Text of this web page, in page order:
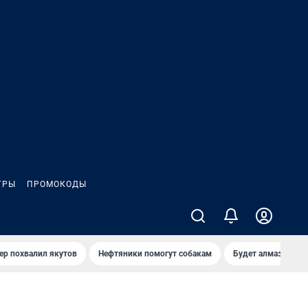
ПРОМОКОДЫ
похвалил якутов Нефтяники помогут собакам Будет алмазный